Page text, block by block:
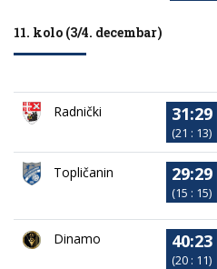
11. kolo (3/4. decembar)
Radnički 31:29
(21 : 13)
Topličanin 29:29
(15 : 15)
Dinamo 40:23
(20 : 11)